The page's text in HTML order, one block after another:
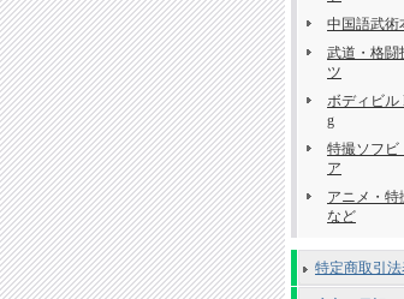
中国語武術
武道・格闘
ツ
ボディビル
g
特撮ソフビ
ア
アニメ・特
など
特定商取引